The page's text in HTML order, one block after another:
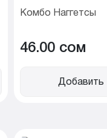
Комбо Наггетсы
46.00 cом
Добавить